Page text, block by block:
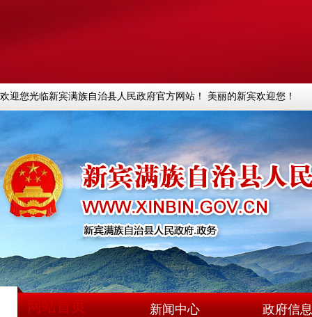
欢迎您光临新宾满族自治县人民政府官方网站！ 美丽的新宾欢迎您！
网站首页 新闻中心 政府信